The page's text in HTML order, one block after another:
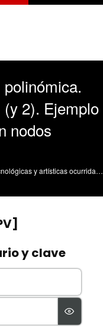
2). Ejemplo
nodos
Divulgación de las actividades científicas, tecnológicas y artísticas ocurridas en los tres campus de la UPV